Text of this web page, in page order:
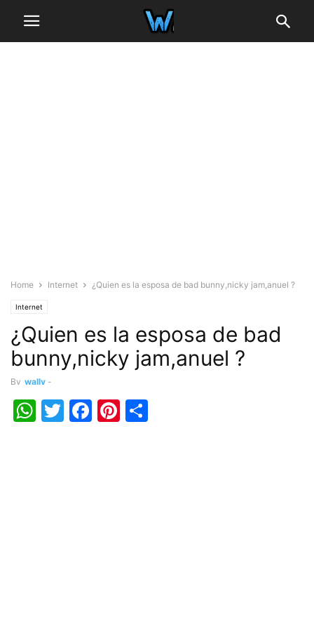
Home Internet ¿Quien es la esposa de bad bunny,nicky jam,anuel ?
Internet
¿Quien es la esposa de bad
bunny,nicky jam,anuel ?
By wally -
WhatsApp
Twitter
Facebook
Pinterest